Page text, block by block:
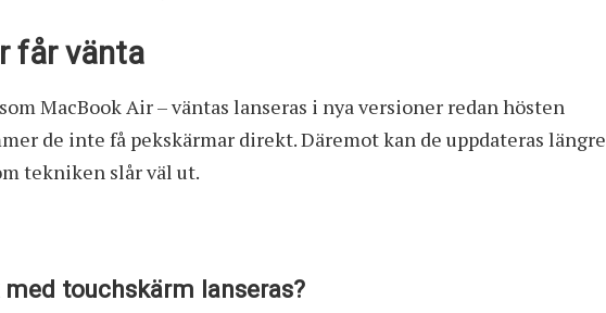
får vänta
MacBook Air – väntas lanseras i nya versioner redan hösten
de inte få pekskärmar direkt. Däremot kan de uppdateras längre
tekniken slår väl ut.
touchskärm lanseras?